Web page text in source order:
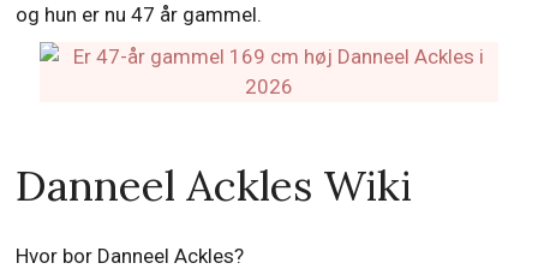
og hun er nu 47 år gammel.
Danneel Ackles Wiki
Hvor bor Danneel Ackles?